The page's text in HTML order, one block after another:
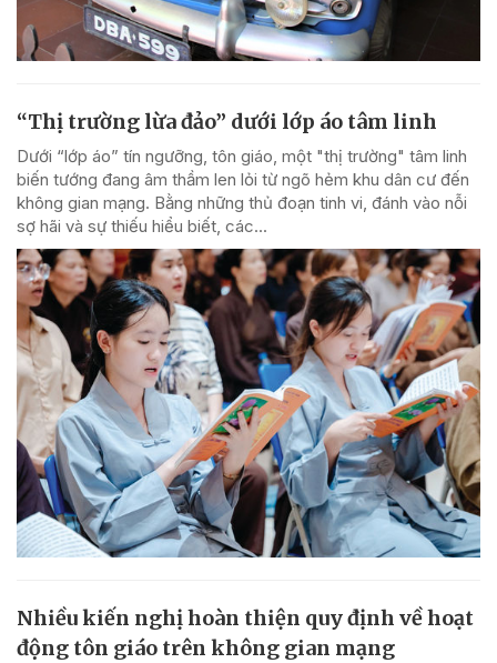
“Thị trường lừa đảo” dưới lớp áo tâm linh
Dưới “lớp áo” tín ngưỡng, tôn giáo, một "thị trường" tâm linh
biến tướng đang âm thầm len lỏi từ ngõ hẻm khu dân cư đến
không gian mạng. Bằng những thủ đoạn tinh vi, đánh vào nỗi
sợ hãi và sự thiếu hiểu biết, các...
Nhiều kiến nghị hoàn thiện quy định về hoạt
động tôn giáo trên không gian mạng